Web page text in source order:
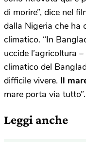
di morire”, dice nel
dalla Nigeria che ha
climatico. “In
uccide l’agricoltura
climatico del
difficile vivere. Il
mare porta via tutto”.
Leggi anche